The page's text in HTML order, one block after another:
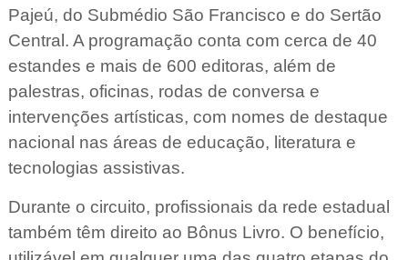
Pajeú, do Submédio São Francisco e do Sertão
Central. A programação conta com cerca de 40
estandes e mais de 600 editoras, além de
palestras, oficinas, rodas de conversa e
intervenções artísticas, com nomes de destaque
nacional nas áreas de educação, literatura e
tecnologias assistivas.
Durante o circuito, profissionais da rede estadual
também têm direito ao Bônus Livro. O benefício,